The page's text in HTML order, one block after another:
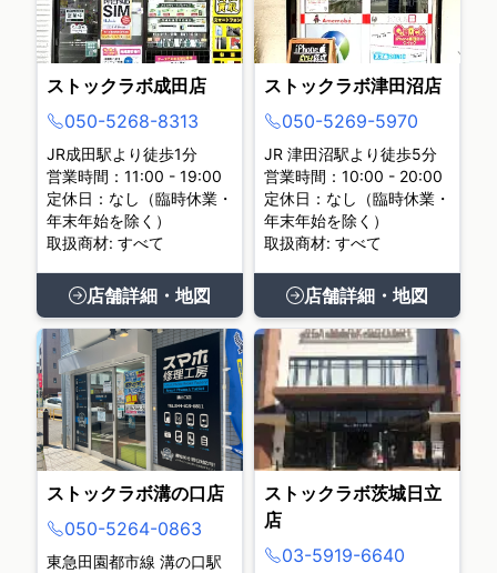
ストックラボ成田店
050-5268-8313
JR成田駅より徒歩1分
営業時間：11:00 - 19:00
定休日：なし（臨時休業・
年末年始を除く）
取扱商材: すべて
店舗詳細・地図
ストックラボ津田沼店
050-5269-5970
JR 津田沼駅より徒歩5分
営業時間：10:00 - 20:00
定休日：なし（臨時休業・
年末年始を除く）
取扱商材: すべて
店舗詳細・地図
ストックラボ溝の口店
050-5264-0863
東急田園都市線 溝の口駅
ストックラボ茨城日立
店
03-5919-6640